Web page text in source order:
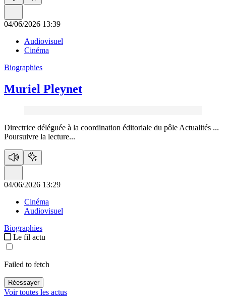
04/06/2026 13:39
Audiovisuel
Cinéma
Biographies
Muriel Pleynet
Directrice déléguée à la coordination éditoriale du pôle Actualités ...
Poursuivre la lecture...
04/06/2026 13:29
Cinéma
Audiovisuel
Biographies
Le fil actu
Failed to fetch
Réessayer
Voir toutes les actus